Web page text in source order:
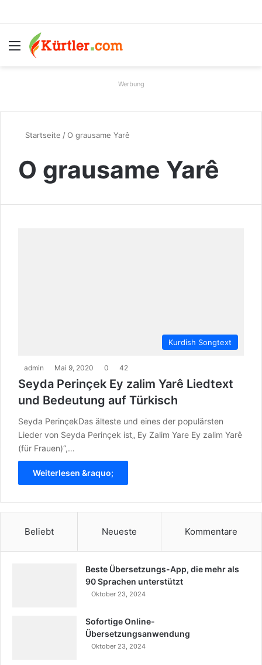
Menü
Werbung
Startseite /O grausame Yarê
O grausame Yarê
Kurdish Songtext
admin Mai 9, 2020 0 42
Seyda Perinçek Ey zalim Yarê Liedtext
und Bedeutung auf Türkisch
Seyda PerinçekDas älteste und eines der populärsten
Lieder von Seyda Perinçek ist„ Ey Zalim Yare Ey zalim Yarê
(für Frauen)“,…
Weiterlesen &raquo;
Beliebt Neueste Kommentare
Beste Übersetzungs-App, die mehr als
90 Sprachen unterstützt
Oktober 23, 2024
Sofortige Online-
Übersetzungsanwendung
Oktober 23, 2024